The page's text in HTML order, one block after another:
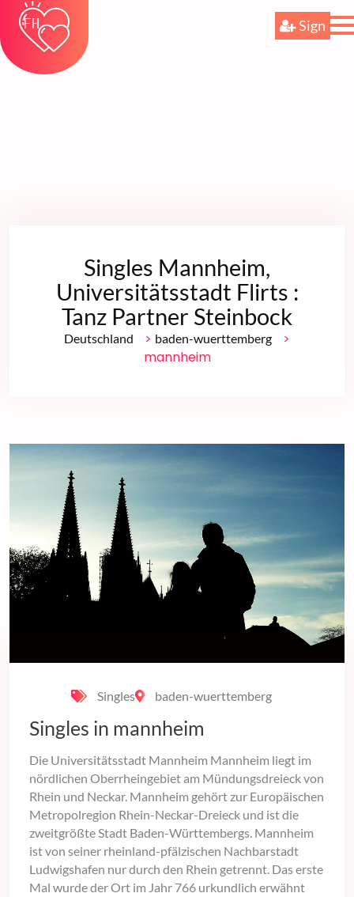
Sign
Singles Mannheim,
Universitätsstadt Flirts :
Tanz Partner Steinbock
Deutschland > baden-wuerttemberg
>
mannheim
Singles baden-wuerttemberg
Singles in mannheim
Die Universitätsstadt Mannheim Mannheim liegt im
nördlichen Oberrheingebiet am Mündungsdreieck von
Rhein und Neckar. Mannheim gehört zur Europäischen
Metropolregion Rhein-Neckar-Dreieck und ist die
zweitgrößte Stadt Baden-Württembergs. Mannheim
ist von seiner rheinland-pfälzischen Nachbarstadt
Ludwigshafen nur durch den Rhein getrennt. Das erste
Mal wurde der Ort im Jahr 766 urkundlich erwähnt